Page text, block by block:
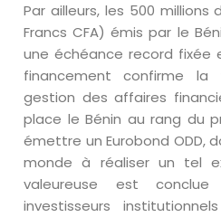
Par ailleurs, les 500 millions
Francs CFA) émis par le
une échéance record fixée
financement confirme la
gestion des affaires
place le Bénin au rang du
émettre un Eurobond ODD,
monde à réaliser un tel
valeureuse est
investisseurs